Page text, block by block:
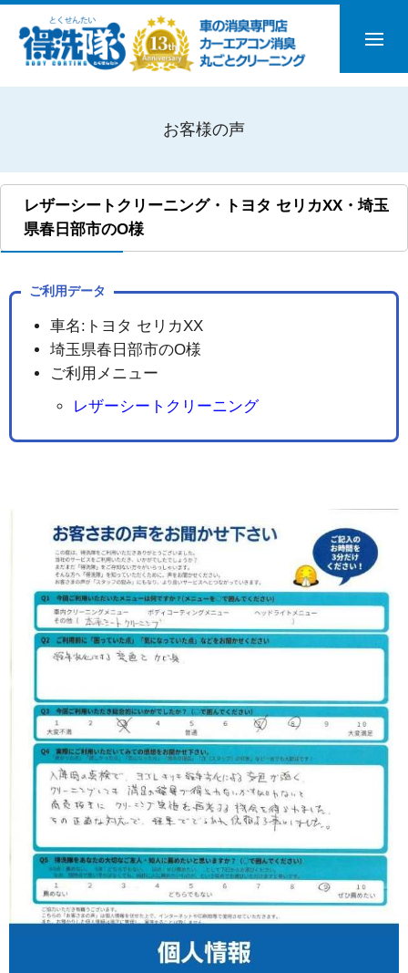
お客様の声
レザーシートクリーニング・トヨタ セリカXX・埼玉
県春日部市のO様
ご利用データ
車名:トヨタ セリカXX
埼玉県春日部市のO様
ご利用メニュー
レザーシートクリーニング